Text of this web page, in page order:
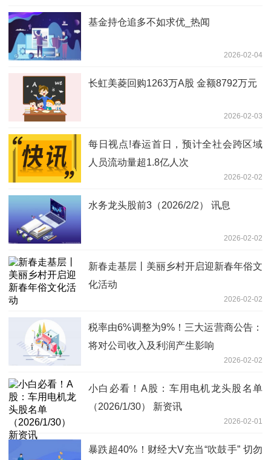
基金持仓追多不如求优_热闻
2026-02-04
长虹美菱回购1263万A股 金额8792万元
2026-02-03
每日视点!春运首日，预计全社会跨区域
人员流动量超1.8亿人次
2026-02-02
水务龙头股前3（2026/2/2） 讯息
2026-02-02
新春走基层丨美丽乡村开启迎新春年俗文
化活动
2026-02-02
税率由6%调整为9%！三大运营商公告：
将对公司收入及利润产生影响
2026-02-02
小白必看！A股：车用电机龙头股名单
（2026/1/30） 新资讯
2026-02-01
暴跌超40%！财经大V充当“吹鼓手” 切勿